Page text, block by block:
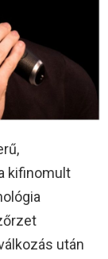
kifinomult
után